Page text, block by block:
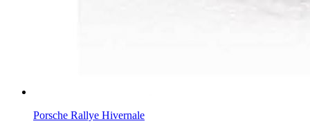
Porsche Rallye Hivernale